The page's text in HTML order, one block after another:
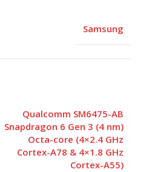
Samsung
Qualcomm SM6475-AB
Snapdragon 6 Gen 3 (4 nm)
Octa-core (4×2.4 GHz
Cortex-A78 & 4×1.8 GHz
Cortex-A55)